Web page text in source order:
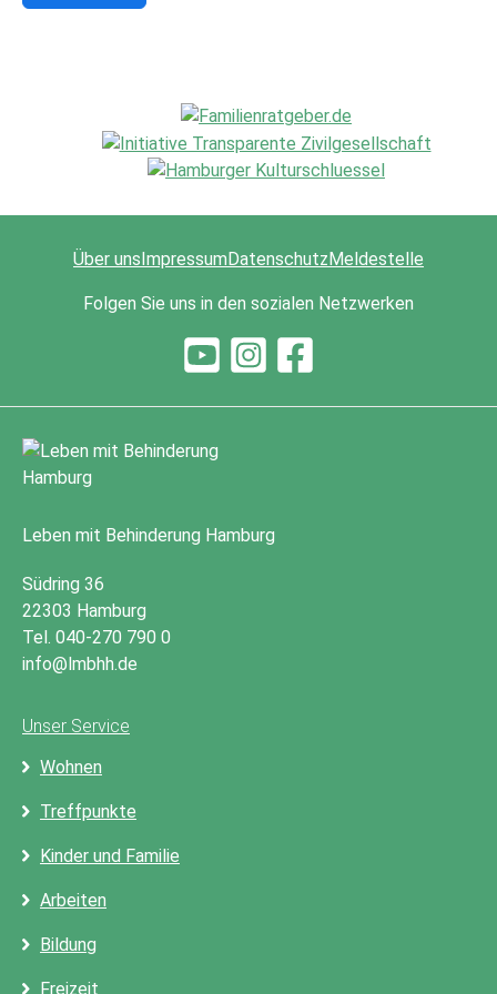
Über uns Impressum Datenschutz Meldestelle
Folgen Sie uns in den sozialen Netzwerken
Leben mit Behinderung Hamburg
Südring 36
22303 Hamburg
Tel. 040-270 790 0
info@lmbhh.de
Unser Service
Wohnen
Treffpunkte
Kinder und Familie
Arbeiten
Bildung
Freizeit